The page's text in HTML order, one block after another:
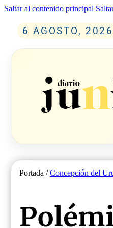
Saltar al contenido principal
6 AGOSTO, 2026
Portada /Concepción del